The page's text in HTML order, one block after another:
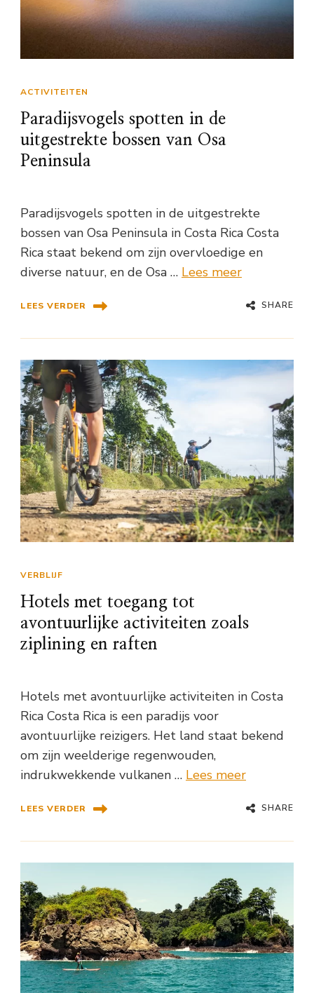
ACTIVITEITEN
Paradijsvogels spotten in de
uitgestrekte bossen van Osa
Peninsula
Paradijsvogels spotten in de uitgestrekte
bossen van Osa Peninsula in Costa Rica Costa
Rica staat bekend om zijn overvloedige en
diverse natuur, en de Osa … Lees meer
LEES VERDER SHARE
VERBLIJF
Hotels met toegang tot
avontuurlijke activiteiten zoals
ziplining en raften
Hotels met avontuurlijke activiteiten in Costa
Rica Costa Rica is een paradijs voor
avontuurlijke reizigers. Het land staat bekend
om zijn weelderige regenwouden,
indrukwekkende vulkanen … Lees meer
LEES VERDER SHARE